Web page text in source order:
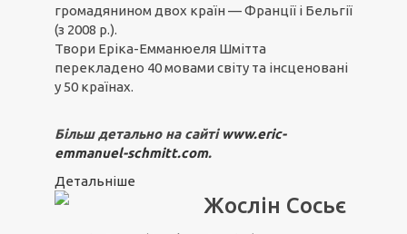
громадянином двох країн — Франції і Бельгії
(з 2008 р.).
Твори Еріка-Емманюеля Шмітта
перекладено 40 мовами світу та інсценовані
у 50 країнах.
Більш детально на сайті www.eric-
emmanuel-schmitt.com.
Детальніше
Жослін Сосьє